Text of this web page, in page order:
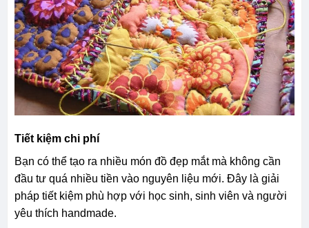
Tiết kiệm chi phí
Bạn có thể tạo ra nhiều món đồ đẹp mắt mà không cần
đầu tư quá nhiều tiền vào nguyên liệu mới. Đây là giải
pháp tiết kiệm phù hợp với học sinh, sinh viên và người
yêu thích handmade.